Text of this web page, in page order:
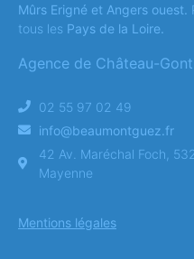
Mûrs Erigné et Angers ouest.
tous les Pays de la Loire.
Agence de Château-
02 55 97 02 49
info@beaumontguez.fr
42 Av. Maréchal Foch,
Mayenne
Mentions légales